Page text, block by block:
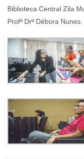
Biblioteca Central Zila
Profª Drª Débora Nunes.